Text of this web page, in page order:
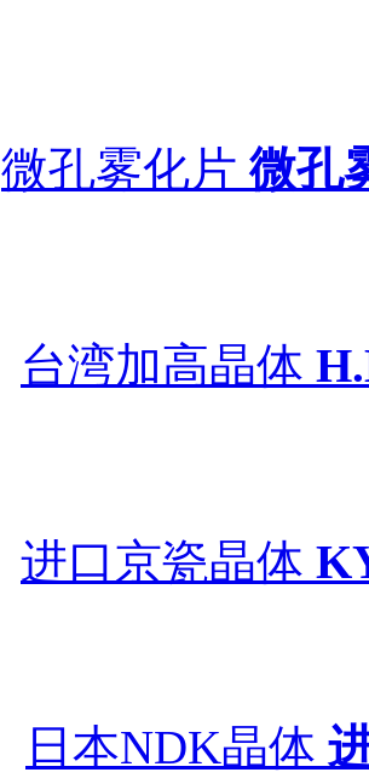
微孔雾化片 微孔
台湾加高晶体
进口京瓷晶体
日本NDK晶体